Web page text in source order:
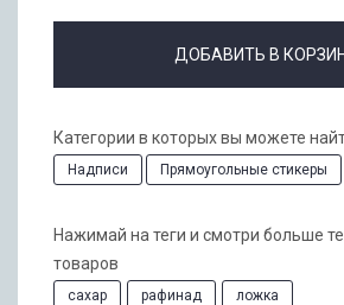
ДОБАВИТЬ В
Категории в которых вы можете
Надписи Прямоугольные стикеры
Нажимай на теги и смотри больше
товаров
сахар рафинад ложка